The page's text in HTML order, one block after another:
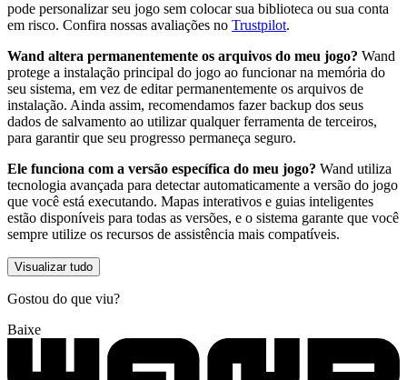
pode personalizar seu jogo sem colocar sua biblioteca ou sua conta
em risco. Confira nossas avaliações no Trustpilot.
Wand altera permanentemente os arquivos do meu jogo? Wand
protege a instalação principal do jogo ao funcionar na memória do
seu sistema, em vez de editar permanentemente os arquivos de
instalação. Ainda assim, recomendamos fazer backup dos seus
dados de salvamento ao utilizar qualquer ferramenta de terceiros,
para garantir que seu progresso permaneça seguro.
Ele funciona com a versão específica do meu jogo? Wand utiliza
tecnologia avançada para detectar automaticamente a versão do jogo
que você está executando. Mapas interativos e guias inteligentes
estão disponíveis para todas as versões, e o sistema garante que você
sempre utilize os recursos de assistência mais compatíveis.
Visualizar tudo
Gostou do que viu?
Baixe